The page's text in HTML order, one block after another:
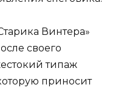
Винтера»
своего
типаж
приносит